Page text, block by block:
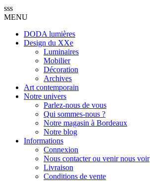
sss
MENU
DODA lumières
Design du XXe
Luminaires
Mobilier
Décoration
Archives
Art contemporain
Notre univers
Parlez-nous de vous
Qui sommes-nous ?
Notre magasin à Bordeaux
Notre blog
Informations
Connexion
Nous contacter ou venir nous voir
Livraison
Conditions de vente